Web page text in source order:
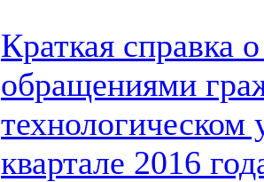
Краткая справка
обращениями
технологическом
квартале 2016